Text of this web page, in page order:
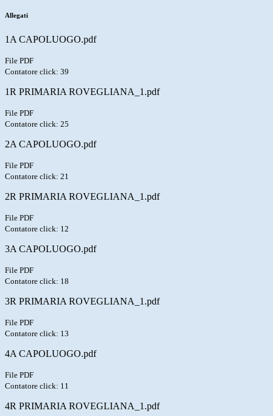
Allegati
1A CAPOLUOGO.pdf
File PDF
Contatore click: 39
1R PRIMARIA ROVEGLIANA_1.pdf
File PDF
Contatore click: 25
2A CAPOLUOGO.pdf
File PDF
Contatore click: 21
2R PRIMARIA ROVEGLIANA_1.pdf
File PDF
Contatore click: 12
3A CAPOLUOGO.pdf
File PDF
Contatore click: 18
3R PRIMARIA ROVEGLIANA_1.pdf
File PDF
Contatore click: 13
4A CAPOLUOGO.pdf
File PDF
Contatore click: 11
4R PRIMARIA ROVEGLIANA_1.pdf